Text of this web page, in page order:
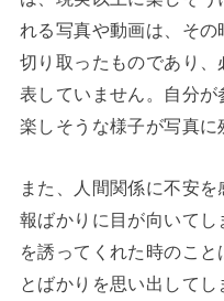
れる写真や動画は、そ
切り取ったものであり
表していません。自分
楽しそうな様子が写真に
また、人間関係に不安
報ばかりに目が向いて
を誘ってくれた時のこ
とばかりを思い出して